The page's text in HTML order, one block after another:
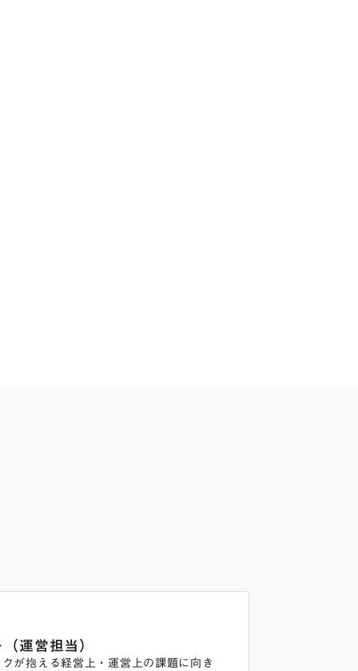
運営担当）
が抱える経営上・運営上の課題に向き